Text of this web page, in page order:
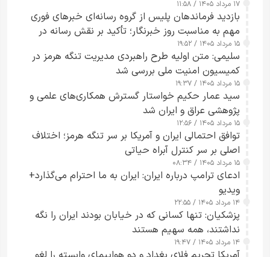
۱۷ مرداد ۱۴۰۵ / ۱۱:۵۸
بازدید فرماندهان پلیس از گروه رسانه‌ای خبرهای فوری
مهم به مناسبت روز خبرنگار؛ تأکید بر نقش رسانه در
تقویت امنیت و اعتماد عمومی
۱۵ مرداد ۱۴۰۵ / ۱۹:۵۲
سلیمی: متن اولیه طرح راهبردی مدیریت تنگه هرمز در
کمیسیون امنیت ملی بررسی شد
۱۵ مرداد ۱۴۰۵ / ۱۹:۳۷
سید عمار حکیم خواستار گسترش همکاری‌های علمی و
پژوهشی عراق و ایران شد
۱۵ مرداد ۱۴۰۵ / ۱۲:۵۶
توافق احتمالی ایران و آمریکا بر سر تنگه هرمز؛ اختلاف
اصلی بر سر کنترل آبراه حیاتی
۱۵ مرداد ۱۴۰۵ / ۰۸:۳۴
ادعای ترامپ درباره ایران: ایران به ما احترام می‌گذارد+
ویدیو
۱۴ مرداد ۱۴۰۵ / ۲۲:۵۵
پزشکیان: تنها کسانی که در خیابان بودند ایران را نگه
نداشتند، همه سهیم هستند
۱۴ مرداد ۱۴۰۵ / ۱۹:۴۷